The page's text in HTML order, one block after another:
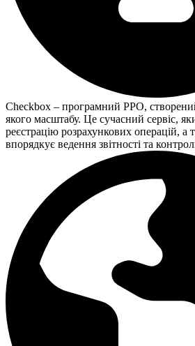
Checkbox – програмний РРО,
якого масштабу. Це сучасний сервіс,
реєстрацію розрахункових операцій, а
впорядкує ведення звітності та